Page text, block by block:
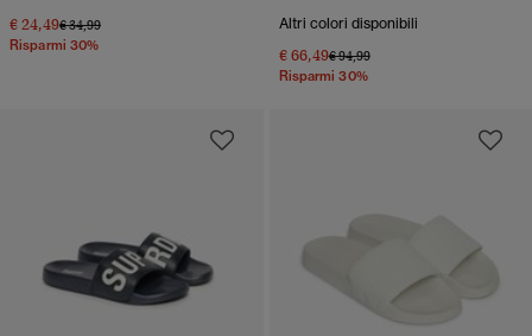
€ 24,49Prezzo ridotto da
€ 34,99a
Risparmi 30%
Altri colori disponibili
€ 66,49Prezzo ridotto da
€ 94,99a
Risparmi 30%